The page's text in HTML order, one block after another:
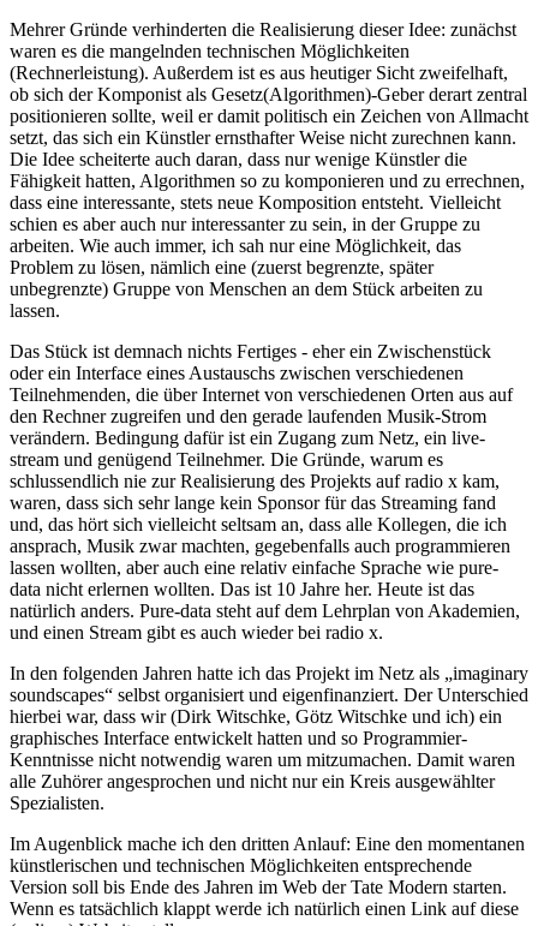
Mehrer Gründe verhinderten die Realisierung dieser Idee: zunächst
waren es die mangelnden technischen Möglichkeiten
(Rechnerleistung). Außerdem ist es aus heutiger Sicht zweifelhaft,
ob sich der Komponist als Gesetz(Algorithmen)-Geber derart zentral
positionieren sollte, weil er damit politisch ein Zeichen von Allmacht
setzt, das sich ein Künstler ernsthafter Weise nicht zurechnen kann.
Die Idee scheiterte auch daran, dass nur wenige Künstler die
Fähigkeit hatten, Algorithmen so zu komponieren und zu errechnen,
dass eine interessante, stets neue Komposition entsteht. Vielleicht
schien es aber auch nur interessanter zu sein, in der Gruppe zu
arbeiten. Wie auch immer, ich sah nur eine Möglichkeit, das
Problem zu lösen, nämlich eine (zuerst begrenzte, später
unbegrenzte) Gruppe von Menschen an dem Stück arbeiten zu
lassen.
Das Stück ist demnach nichts Fertiges - eher ein Zwischenstück
oder ein Interface eines Austauschs zwischen verschiedenen
Teilnehmenden, die über Internet von verschiedenen Orten aus auf
den Rechner zugreifen und den gerade laufenden Musik-Strom
verändern. Bedingung dafür ist ein Zugang zum Netz, ein live-
stream und genügend Teilnehmer. Die Gründe, warum es
schlussendlich nie zur Realisierung des Projekts auf radio x kam,
waren, dass sich sehr lange kein Sponsor für das Streaming fand
und, das hört sich vielleicht seltsam an, dass alle Kollegen, die ich
ansprach, Musik zwar machten, gegebenfalls auch programmieren
lassen wollten, aber auch eine relativ einfache Sprache wie pure-
data nicht erlernen wollten. Das ist 10 Jahre her. Heute ist das
natürlich anders. Pure-data steht auf dem Lehrplan von Akademien,
und einen Stream gibt es auch wieder bei radio x.
In den folgenden Jahren hatte ich das Projekt im Netz als „imaginary
soundscapes“ selbst organisiert und eigenfinanziert. Der Unterschied
hierbei war, dass wir (Dirk Witschke, Götz Witschke und ich) ein
graphisches Interface entwickelt hatten und so Programmier-
Kenntnisse nicht notwendig waren um mitzumachen. Damit waren
alle Zuhörer angesprochen und nicht nur ein Kreis ausgewählter
Spezialisten.
Im Augenblick mache ich den dritten Anlauf: Eine den momentanen
künstlerischen und technischen Möglichkeiten entsprechende
Version soll bis Ende des Jahren im Web der Tate Modern starten.
Wenn es tatsächlich klappt werde ich natürlich einen Link auf diese